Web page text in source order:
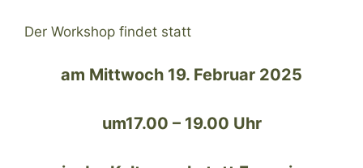
Der Workshop findet statt
am Mittwoch 19. Februar 2025
um17.00 – 19.00 Uhr